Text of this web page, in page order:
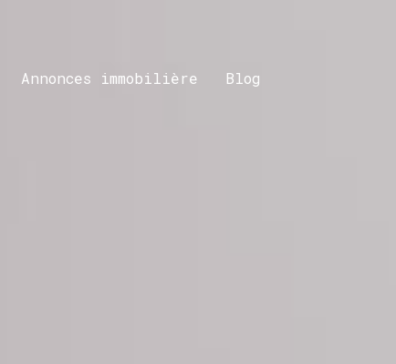
Annonces immobilière Blog